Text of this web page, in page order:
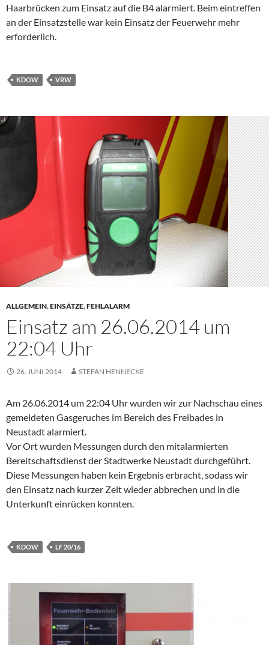
Haarbrücken zum Einsatz auf die B4 alarmiert. Beim eintreffen
an der Einsatzstelle war kein Einsatz der Feuerwehr mehr
erforderlich.
KDOW VRW
ALLGEMEIN,EINSÄTZE,FEHLALARM
Einsatz am 26.06.2014 um
22:04 Uhr
26. JUNI 2014 STEFAN HENNECKE
Am 26.06.2014 um 22:04 Uhr wurden wir zur Nachschau eines
gemeldeten Gasgeruches im Bereich des Freibades in
Neustadt alarmiert.
Vor Ort wurden Messungen durch den mitalarmierten
Bereitschaftsdienst der Stadtwerke Neustadt durchgeführt.
Diese Messungen haben kein Ergebnis erbracht, sodass wir
den Einsatz nach kurzer Zeit wieder abbrechen und in die
Unterkunft einrücken konnten.
KDOW LF 20/16